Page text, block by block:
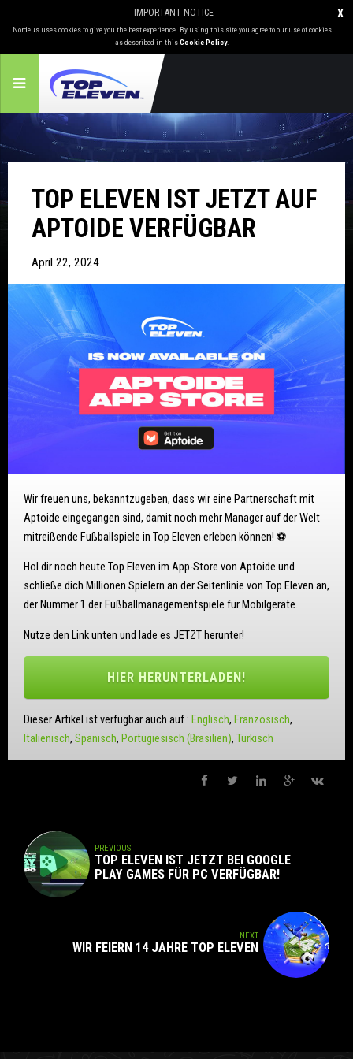
X
IMPORTANT NOTICE
Nordeus uses cookies to give you the best experience. By using this site you agree to our use of cookies
as described in thisCookie Policy.
TOP ELEVEN IST JETZT AUF
APTOIDE VERFÜGBAR
April 22, 2024
Wir freuen uns, bekanntzugeben, dass wir eine Partnerschaft mit
Aptoide eingegangen sind, damit noch mehr Manager auf der Welt
mitreißende Fußballspiele in Top Eleven erleben können! ⚽
Hol dir noch heute Top Eleven im App-Store von Aptoide und
schließe dich Millionen Spielern an der Seitenlinie von Top Eleven an,
der Nummer 1 der Fußballmanagementspiele für Mobilgeräte.
Nutze den Link unten und lade es JETZT herunter!
HIER HERUNTERLADEN!
Dieser Artikel ist verfügbar auch auf : Englisch Französisch
Italienisch Spanisch Portugiesisch (Brasilien) Türkisch
PREVIOUS
TOP ELEVEN IST JETZT BEI GOOGLE
PLAY GAMES FÜR PC VERFÜGBAR!
NEXT
WIR FEIERN 14 JAHRE TOP ELEVEN